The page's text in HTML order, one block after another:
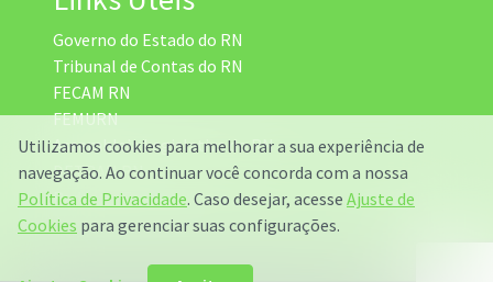
Governo do Estado do RN
Tribunal de Contas do RN
FECAM RN
FEMURN
Assembleia Legislativa do RN
DETRAN RN
Radar da Transparência
Utilizamos cookies para melhorar a sua experiência de
navegação. Ao continuar você concorda com a nossa
Política de Privacidade. Caso desejar, acesse Ajuste de
Cookies para gerenciar suas configurações.